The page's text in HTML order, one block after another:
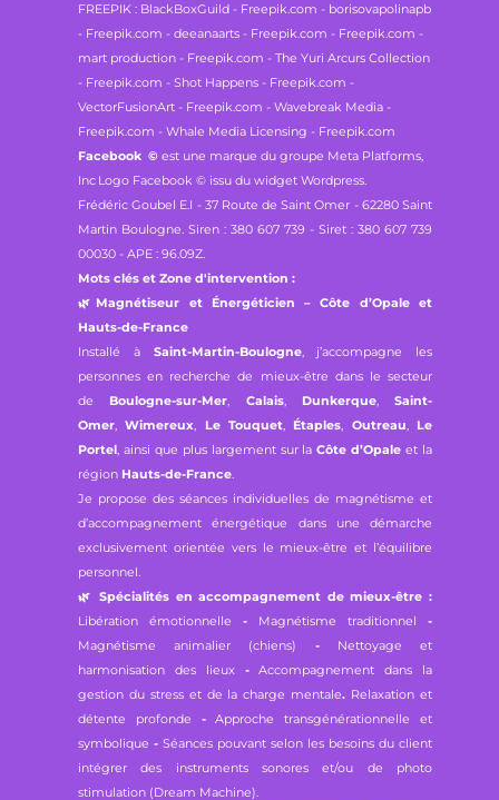
FREEPIK : BlackBoxGuild - Freepik.com - borisovapolinapb
- Freepik.com - deeanaarts - Freepik.com - Freepik.com -
mart production - Freepik.com - The Yuri Arcurs Collection
- Freepik.com - Shot Happens - Freepik.com -
VectorFusionArt - Freepik.com - Wavebreak Media -
Freepik.com - Whale Media Licensing - Freepik.com
Facebook © est une marque du groupe Meta Platforms,
Inc Logo Facebook © issu du widget Wordpress.
Frédéric Goubel E.I - 37 Route de Saint Omer - 62280 Saint
Martin Boulogne. Siren : 380 607 739 - Siret : 380 607 739
00030 - APE : 96.09Z.
Mots clés et Zone d'intervention :
🌿 Magnétiseur et Énergéticien – Côte d’Opale et
Hauts-de-France
Installé à Saint-Martin-Boulogne, j’accompagne les
personnes en recherche de mieux-être dans le secteur
de Boulogne-sur-Mer Calais, Dunkerque, Saint-
Omer ,Wimereux Le Touquet Étaples Outreau
Le
Portel , ainsi que plus largement sur laCôte d’Opale et la
région Hauts-de-France
Je propose des séances individuelles de magnétisme et
d’accompagnement énergétique dans une démarche
exclusivement orientée vers le mieux-être et l’équilibre
personnel.
🌿
Spécialités en accompagnement de mieux-être :
Libération émotionnelle - Magnétisme traditionnel -
Magnétisme animalier (chiens)
- Nettoyage et
harmonisation des lieux-Accompagnement dans la
gestion du stress et de la charge mentale. Relaxation et
détente profonde -Approche transgénérationnelle et
symbolique - Séances pouvant selon les besoins du client
intégrer des instruments sonores et/ou de photo
stimulation (Dream Machine).